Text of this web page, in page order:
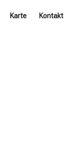
Karte Kontakt